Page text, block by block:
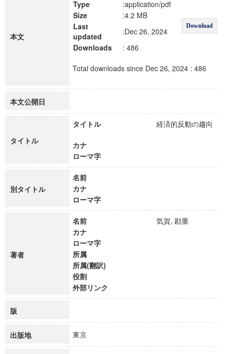
本文
Type
:application/pdf
Download
Size
:4.2 MB
Last
updated
:Dec 26, 2024
Downloads
: 486
Total downloads since Dec 26, 2024 : 486
本文公開日
タイトル
タイトル 経済的反動の趨向
カナ
ローマ字
別タイトル
名前
カナ
ローマ字
著者
名前
気賀, 勘重
カナ
ローマ字
所属
所属(翻訳)
役割
外部リンク
版
出版地 東京